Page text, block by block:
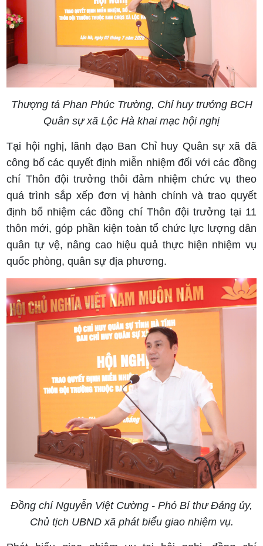
Thượng tá Phan Phúc Trường, Chỉ huy trưởng BCH
Quân sự xã Lộc Hà khai mạc hội nghị
Tại hội nghị, lãnh đạo Ban Chỉ huy Quân sự xã đã
công bố các quyết định miễn nhiệm đối với các đồng
chí Thôn đội trưởng thôi đảm nhiệm chức vụ theo
quá trình sắp xếp đơn vị hành chính và trao quyết
định bổ nhiệm các đồng chí Thôn đội trưởng tại 11
thôn mới, góp phần kiện toàn tổ chức lực lượng dân
quân tự vệ, nâng cao hiệu quả thực hiện nhiệm vụ
quốc phòng, quân sự địa phương.
Đồng chí Nguyễn Việt Cường - Phó Bí thư Đảng ủy,
Chủ tịch UBND xã phát biểu giao nhiệm vụ.